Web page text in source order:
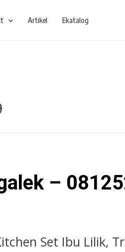
Artikel Ekatalog
–
Set Ibu Lilik,